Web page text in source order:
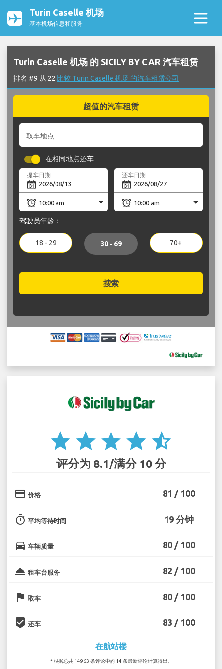
Turin Caselle 机场
基本机场信息和服务
Turin Caselle 机场 的 SICILY BY CAR 汽车租赁
排名 #9 从 22 比较 Turin Caselle 机场 的汽车租赁公司
超值的汽车租赁
取车地点
在相同地点还车
提车日期 还车日期
驾驶员年龄：
18 - 29 30 - 69 70+
搜索
star star star star star_half
评分为 8.1/满分 10 分
credit_card 价格 81 / 100
timer 平均等待时间 19 分钟
directions_car 车辆质量 80 / 100
room_service 租车台服务 82 / 100
flag 取车 80 / 100
beenhere 还车 83 / 100
在航站楼
* 根据总共 14963 条评论中的 14 条最新评论计算得出。